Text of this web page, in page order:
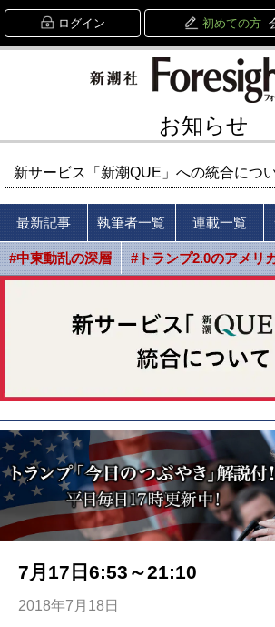
ログイン 初めての方
お知らせ
新サービス「新潮QUE」への統合につ
最新記事 執筆者一覧 連載一覧
#中東動乱の深層 #トランプ2.0のアメリ
7月17日6:53～21:10
2018年7月18日